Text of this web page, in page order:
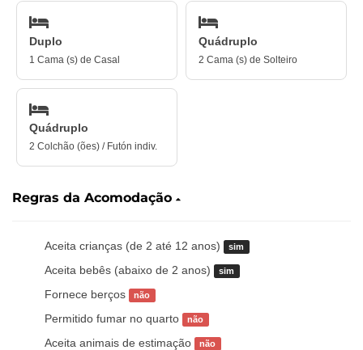
Duplo
1 Cama (s) de Casal
Quádruplo
2 Cama (s) de Solteiro
Quádruplo
2 Colchão (ões) / Futón indiv.
Regras da Acomodação
Aceita crianças (de 2 até 12 anos) sim
Aceita bebês (abaixo de 2 anos) sim
Fornece berços não
Permitido fumar no quarto não
Aceita animais de estimação não